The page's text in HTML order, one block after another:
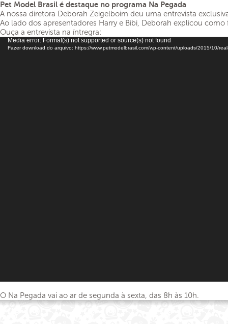
Pet Model Brasil é destaque no programa Na Pegada
A nossa diretora Deborah Zeigelboim deu uma entrevista
Ao lado dos apresentadores Harry e Bibi, Deborah explicou
Ouça a entrevista na íntregra:
Tocador
de
Media error: Format(s) not supported or source(s) not found
Fazer download do arquivo: https://www.petmodelbrasil.com/wp-content/uploads/2015/10/
O Na Pegada vai ao ar de segunda à sexta, das 8h às 10h.